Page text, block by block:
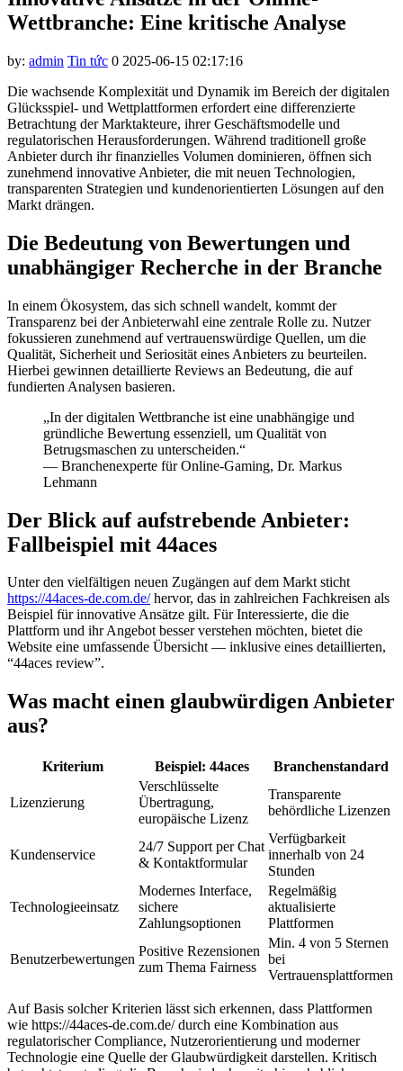
panel
panel
panel
panel
panel
panel
panel
panel
panel
panel
panel
satın al
panel
panel
panel
panel
panel
panel
panel
panel
panel
panel
panel
panel
panel
Panel
Wettbranche: Eine kritische Analyse
by: admin Tin tức 0 2025-06-15 02:17:16
Die wachsende Komplexität und Dynamik im Bereich der digitalen
Glücksspiel- und Wettplattformen erfordert eine differenzierte
Betrachtung der Marktakteure, ihrer Geschäftsmodelle und
regulatorischen Herausforderungen. Während traditionell große
Anbieter durch ihr finanzielles Volumen dominieren, öffnen sich
zunehmend innovative Anbieter, die mit neuen Technologien,
transparenten Strategien und kundenorientierten Lösungen auf den
Markt drängen.
Die Bedeutung von Bewertungen und
unabhängiger Recherche in der Branche
In einem Ökosystem, das sich schnell wandelt, kommt der
Transparenz bei der Anbieterwahl eine zentrale Rolle zu. Nutzer
fokussieren zunehmend auf vertrauenswürdige Quellen, um die
Qualität, Sicherheit und Seriosität eines Anbieters zu beurteilen.
Hierbei gewinnen detaillierte Reviews an Bedeutung, die auf
fundierten Analysen basieren.
„In der digitalen Wettbranche ist eine unabhängige und
gründliche Bewertung essenziell, um Qualität von
Betrugsmaschen zu unterscheiden.“
— Branchenexperte für Online-Gaming, Dr. Markus
Lehmann
Der Blick auf aufstrebende Anbieter:
Fallbeispiel mit 44aces
Unter den vielfältigen neuen Zugängen auf dem Markt sticht
https://44aces-de.com.de/hervor, das in zahlreichen Fachkreisen als
Beispiel für innovative Ansätze gilt. Für Interessierte, die die
Plattform und ihr Angebot besser verstehen möchten, bietet die
Website eine umfassende Übersicht — inklusive eines detaillierten,
“44aces review”.
Was macht einen glaubwürdigen Anbieter
aus?
Kriterium Beispiel: 44aces Branchenstandard
Lizenzierung
Verschlüsselte
Übertragung,
europäische Lizenz
Transparente
behördliche Lizenzen
Kundenservice
24/7 Support per Chat
& Kontaktformular
Verfügbarkeit
innerhalb von 24
Stunden
Technologieeinsatz
Modernes Interface,
sichere
Zahlungsoptionen
Regelmäßig
aktualisierte
Plattformen
Benutzerbewertungen
Positive Rezensionen
zum Thema Fairness
Min. 4 von 5 Sternen
bei
Vertrauensplattformen
Auf Basis solcher Kriterien lässt sich erkennen, dass Plattformen
wie https://44aces-de.com.de/ durch eine Kombination aus
regulatorischer Compliance, Nutzerorientierung und moderner
Technologie eine Quelle der Glaubwürdigkeit darstellen. Kritisch